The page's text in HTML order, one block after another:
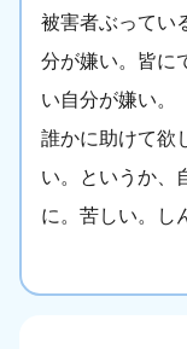
被害者ぶってい
分が嫌い。皆に
い自分が嫌い。
誰かに助けて欲
い。というか、
に。苦しい。し